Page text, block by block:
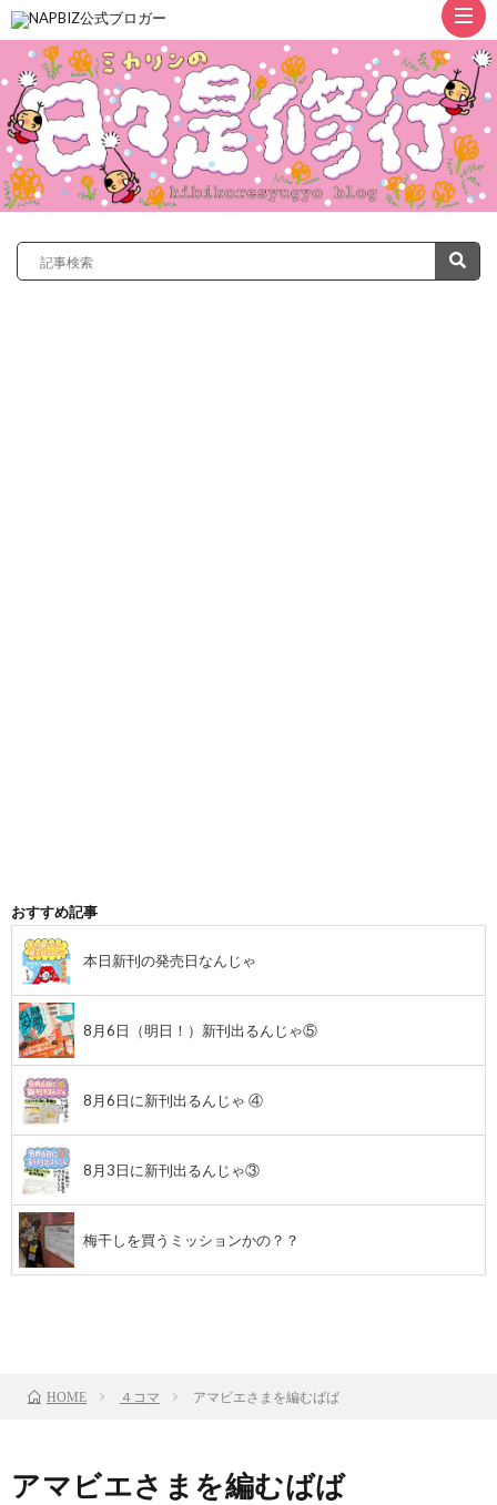
ト
ッ
おすすめ記事
本日新刊の発売日なんじゃ
8月6日（明日！）新刊出るんじゃ⑤
8月6日に新刊出るんじゃ ④
8月3日に新刊出るんじゃ③
梅干しを買うミッションかの？？
HOME ４コマ アマビエさまを編むばば
アマビエさまを編むばば